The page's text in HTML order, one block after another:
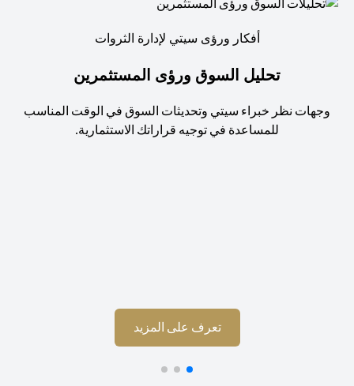
أفكار ورؤى سيتي لإدارة الثروات
تحليل السوق ورؤى المستثمرين
نظر خبراء سيتي وتحديثات السوق في الوقت المناسب
للمساعدة في توجيه قراراتك الاستثمارية.
تعرف على المزيد(opens in a new tab)